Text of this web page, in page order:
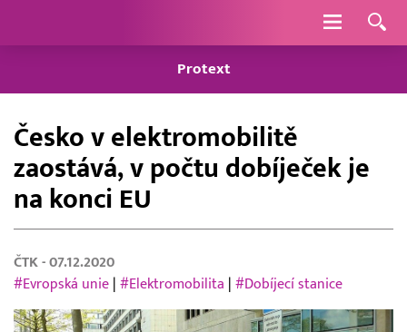
Navigace
Protext
Česko v elektromobilitě
zaostává, v počtu dobíječek je
na konci EU
ČTK - 07.12.2020
#Evropská unie #Elektromobilita #Dobíjecí stanice